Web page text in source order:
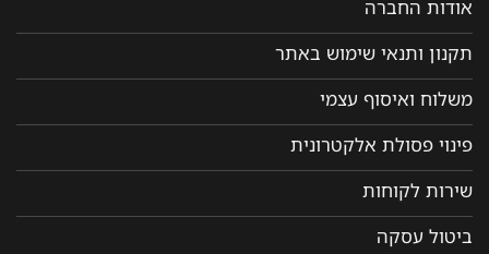
אודות החברה
תקנון ותנאי שימוש באתר
משלוח ואיסוף עצמי
פינוי פסולת אלקטרונית
שירות לקוחות
ביטול עסקה